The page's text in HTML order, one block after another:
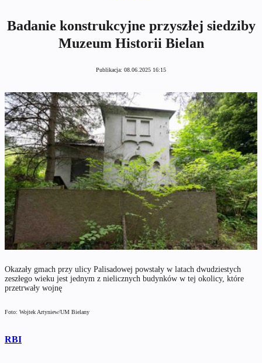
Badanie konstrukcyjne przyszłej siedziby
Muzeum Historii Bielan
Publikacja: 08.06.2025 16:15
Okazały gmach przy ulicy Palisadowej powstały w latach dwudziestych
zeszłego wieku jest jednym z nielicznych budynków w tej okolicy, które
przetrwały wojnę
Foto: Wojtek Artyniew/UM Bielany
RBI